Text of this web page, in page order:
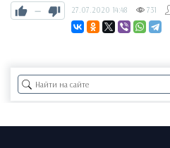
— 27.07.2020 14:48 731